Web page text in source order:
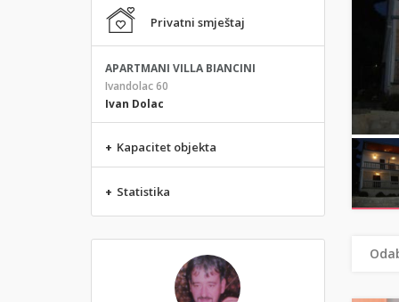
Privatni smještaj
APARTMANI VILLA BIANCINI
Ivandolac 60
Ivan Dolac
+ Kapacitet objekta
+ Statistika